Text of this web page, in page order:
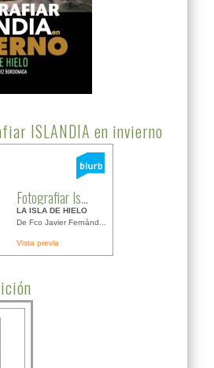
ISLANDIA en invierno
Fotografiar Is...
LA ISLA DE HIELO
De Fco Javier Fernánd...
Vista previa